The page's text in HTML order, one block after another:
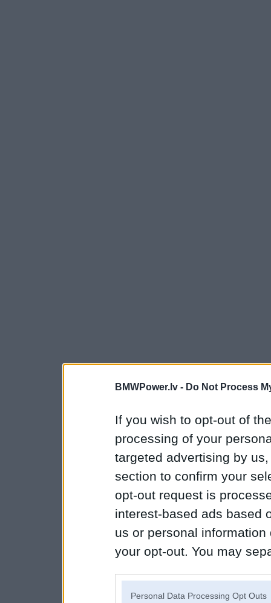
BMWPower.lv - Do Not Process
If you wish to opt-out of
processing of your
targeted advertising by
section to confirm your
opt-out request is
interest-based ads based
us or personal
your opt-out. You may
Personal Data Processing Opt Outs